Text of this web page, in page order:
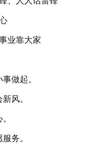
业靠大家
做起。
风。
务。